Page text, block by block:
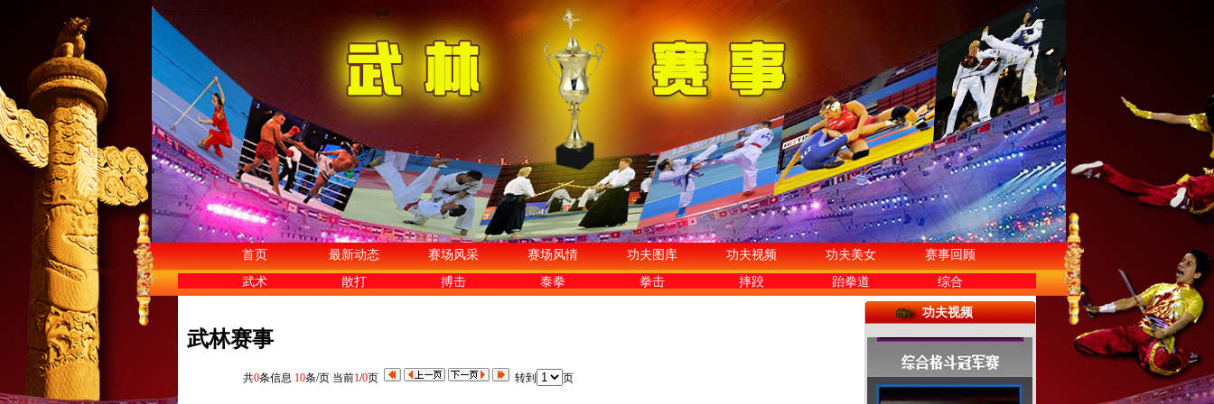
首页 最新动态 赛场风采 赛场风情 功夫图库 功夫视频 功夫美女
赛事回顾
武术
散打 搏击 泰拳 拳击 摔跤 跆拳道 综合
武林赛事
共0条信息 10条/页 当前1/0页 转到 页
功夫视频